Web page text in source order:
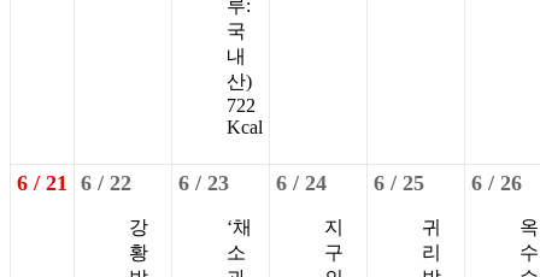
루:
국
내
산)
722
Kcal
6 / 21 6 / 22
강
황
6 / 23
‘채
소
6 / 24
지
구
6 / 25
귀
리
6 / 26
옥
수